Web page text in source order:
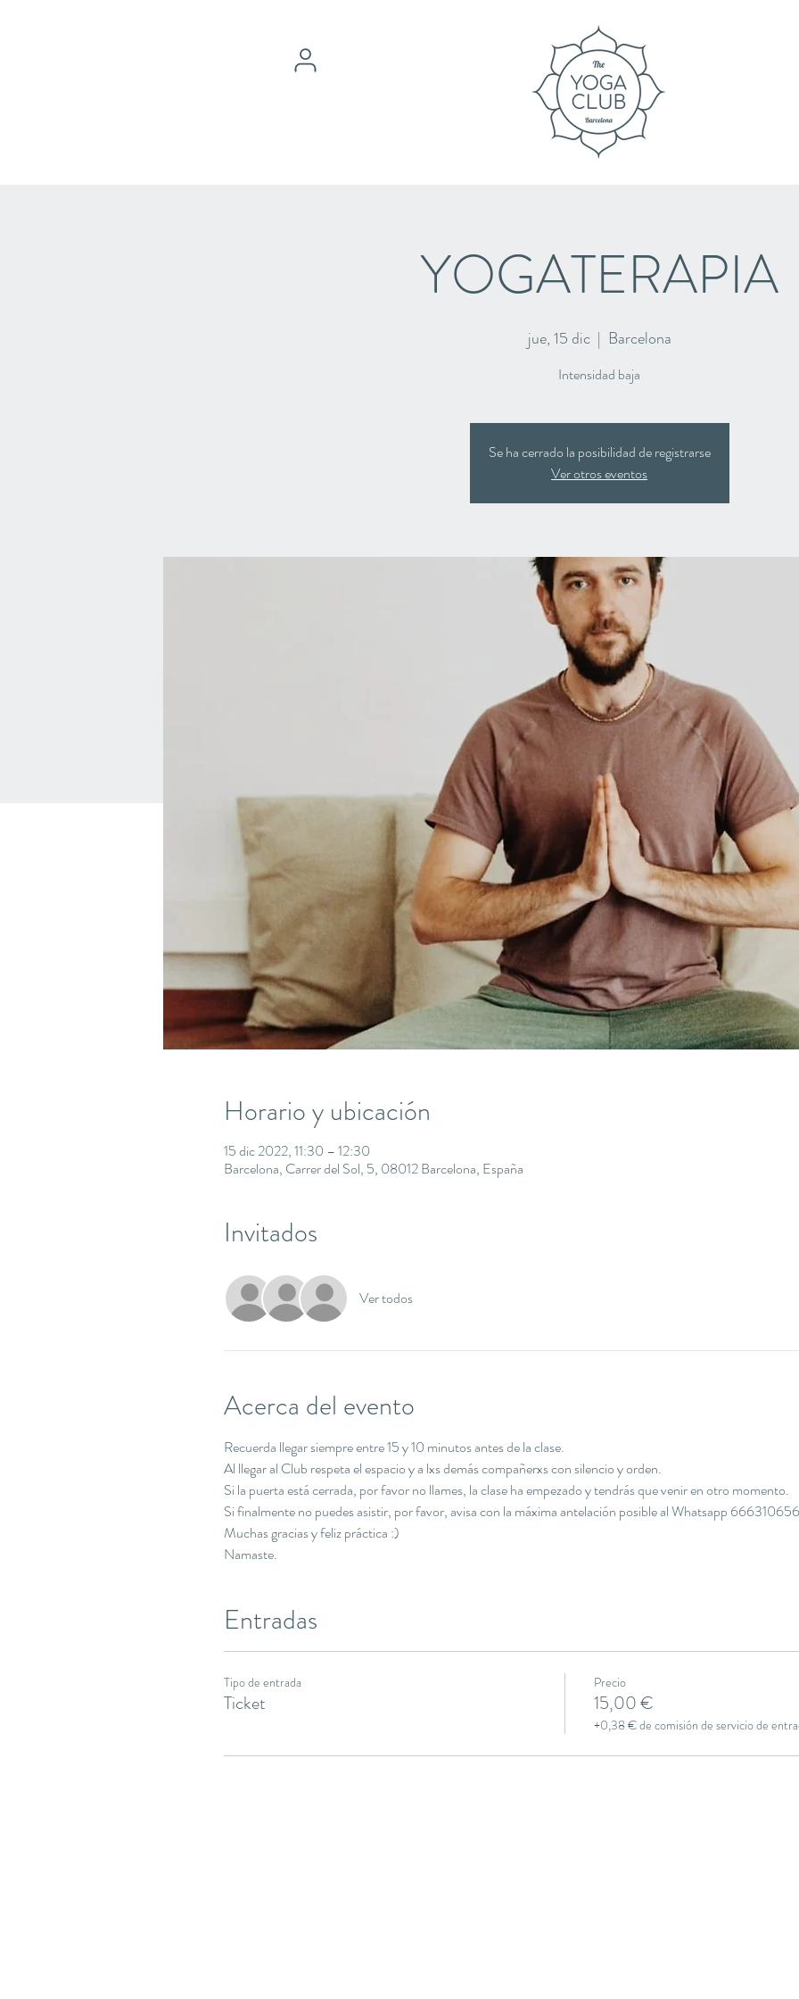
YOGATERAPIA
jue, 15 dic
  |
Barcelona
Intensidad baja
Se ha cerrado la posibilidad de registrarse
Ver otros eventos
Horario y ubicación
15 dic 2022, 11:30 – 12:30
Barcelona, Carrer del Sol, 5, 08012 Barcelona, España
Invitados
Ver todos
Acerca del evento
Recuerda llegar siempre entre 15 y 10 minutos antes de la clase.
Al llegar al Club respeta el espacio y a lxs demás compañerxs con silencio y orden.
Si la puerta está cerrada, por favor no llames, la clase ha empezado y tendrás que venir en otro momento.
Si finalmente no puedes asistir, por favor, avisa con la máxima antelación posible al Whatsapp
Muchas gracias y feliz práctica :)
Namaste.
Entradas
Tipo de entrada
Ticket
Precio
15,00 €
+0,38 € de comisión de servicio de